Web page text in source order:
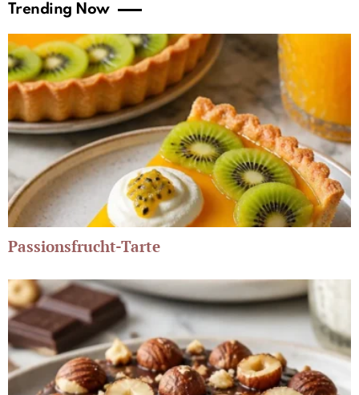
Trending Now
Passionsfrucht-Tarte